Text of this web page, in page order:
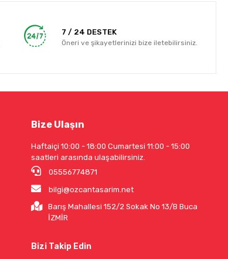
7 / 24 DESTEK
Öneri ve şikayetlerinizi bize iletebilirsiniz.
Bize Ulaşın
Haftaiçi 10:00 - 18:00 Cumartesi 11:00 - 15:00
saatleri arasında ulaşabilirsiniz.
05556774871
bilgi@ozcantasarim.net
Barış Mahallesi 152/2 Sokak No 13/B Buca
İZMİR
Bizi Takip Edin